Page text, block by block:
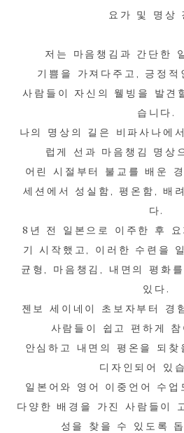
요가 및 명상
저는 마음챙김과 간단한
기쁨을 가져다주고, 긍정
사람들이 자신의 웰빙을 발견
습니다.
나의 명상의 길은 비파사나에
럽게 선과 마음챙김 명상
어린 시절부터 불교를 배운
세션에서 성실함, 평온함, 배
다.
8년 전 일본으로 이주한 후
기 시작했고, 이러한 수련을
균형, 마음챙김, 내면의 평화
있다.
젠보 세이네이 초보자부터 경
사람들이 쉽고 편하게
안심하고 내면의 평온을 되
디자인되어 있
일본어와 영어 이중언어 수
다양한 배경을 가진 사람들이
성을 찾을 수 있도록